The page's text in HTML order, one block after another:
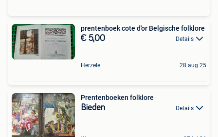
prentenboek cote d'or Belgische folklore
€ 5,00 Details
Herzele 28 aug 25
Prentenboeken folklore
Bieden Details